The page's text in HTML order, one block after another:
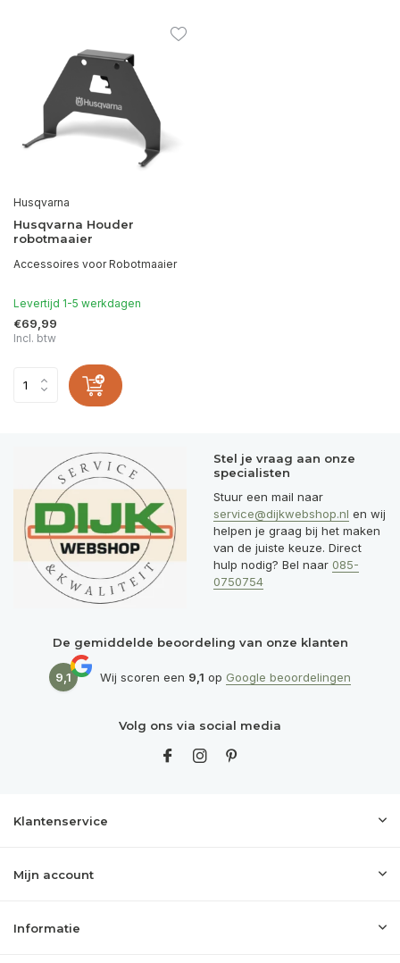
Husqvarna
Husqvarna Houder
robotmaaier
Accessoires voor Robotmaaier
Levertijd 1-5 werkdagen
€69,99
Incl. btw
Stel je vraag aan onze
specialisten
Stuur een mail naar
service@dijkwebshop.nl en wij
helpen je graag bij het maken
van de juiste keuze. Direct
hulp nodig? Bel naar 085-
0750754
De gemiddelde beoordeling van onze klanten
9,1 Wij scoren een 9,1 op Google beoordelingen
Volg ons via social media
Klantenservice
Mijn account
Informatie